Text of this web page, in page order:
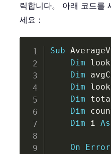
릭합니다。 아래 코드를
세요：
Sub
Dim
Dim
Dim
Dim
Dim
Dim i As
On Error